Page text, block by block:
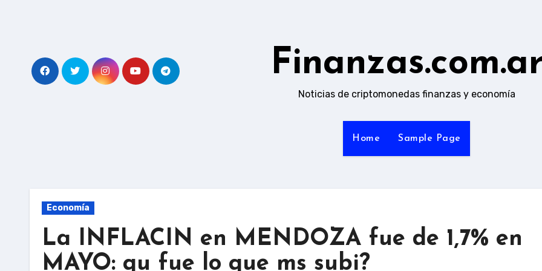
Noticias de criptomonedas finanzas y economía
Home Sample Page
Economía
La INFLACIN en MENDOZA fue de 1,7% en
MAYO: qu fue lo que ms subi?